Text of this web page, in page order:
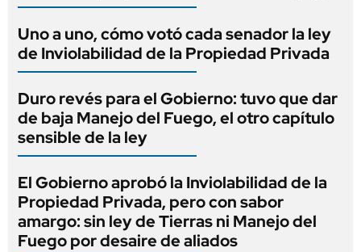
Uno a uno, cómo votó cada senador la ley
de Inviolabilidad de la Propiedad Privada
Duro revés para el Gobierno: tuvo que dar
de baja Manejo del Fuego, el otro capítulo
sensible de la ley
El Gobierno aprobó la Inviolabilidad de la
Propiedad Privada, pero con sabor
amargo: sin ley de Tierras ni Manejo del
Fuego por desaire de aliados